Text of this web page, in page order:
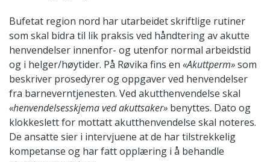
Bufetat region nord har utarbeidet skriftlige rutiner
som skal bidra til lik praksis ved håndtering av akutte
henvendelser innenfor- og utenfor normal arbeidstid
og i helger/høytider. På Røvika fins en «Akuttperm»som
beskriver prosedyrer og oppgaver ved henvendelser
fra barneverntjenesten. Ved akutthenvendelse skal
«henvendelsesskjema ved akuttsaker» benyttes. Dato og
klokkeslett for mottatt akutthenvendelse skal noteres.
De ansatte sier i intervjuene at de har tilstrekkelig
kompetanse og har fatt opplæring i å behandle